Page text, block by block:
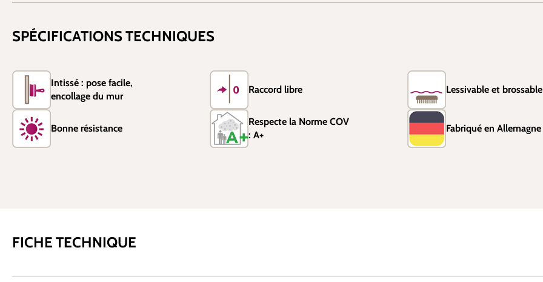
SPÉCIFICATIONS TECHNIQUES
Intissé : pose facile,
encollage du mur
Raccord libre Lessivable et brossable
Bonne résistance
Respecte la Norme COV
: A+
Fabriqué en Allemagne
FICHE TECHNIQUE